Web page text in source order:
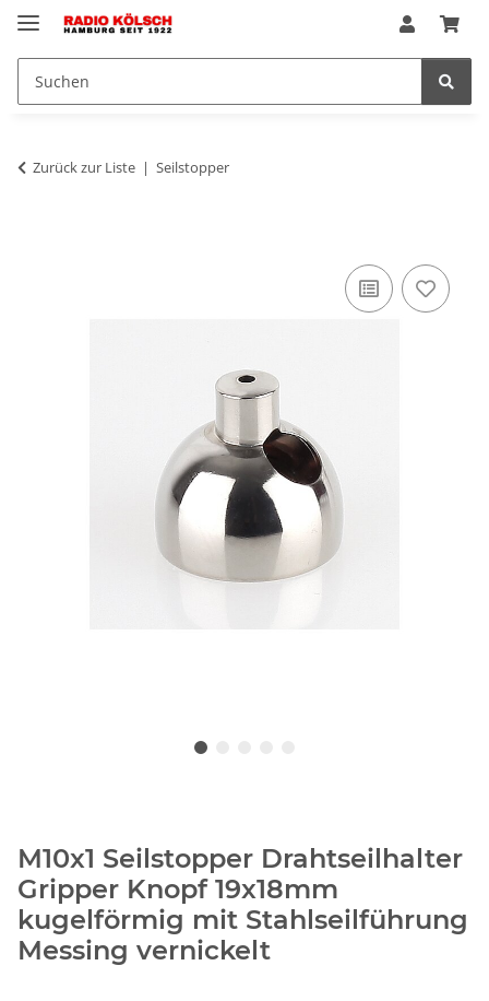
Zurück zur Liste Seilstopper
M10x1 Seilstopper Drahtseilhalter
Gripper Knopf 19x18mm
kugelförmig mit Stahlseilführung
Messing vernickelt